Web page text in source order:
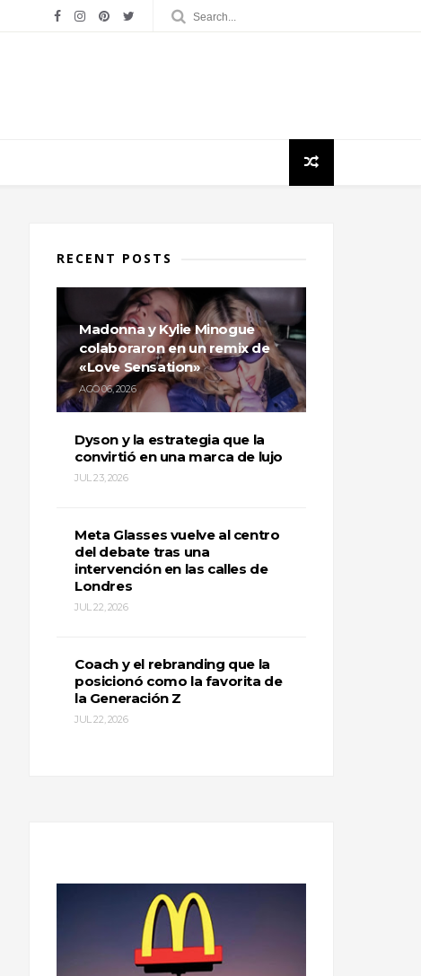
RECENT POSTS
Madonna y Kylie Minogue
colaboraron en un remix de
«Love Sensation»
AGO 06, 2026
Dyson y la estrategia que la
convirtió en una marca de lujo
JUL 23, 2026
Meta Glasses vuelve al centro
del debate tras una
intervención en las calles de
Londres
JUL 22, 2026
Coach y el rebranding que la
posicionó como la favorita de
la Generación Z
JUL 22, 2026